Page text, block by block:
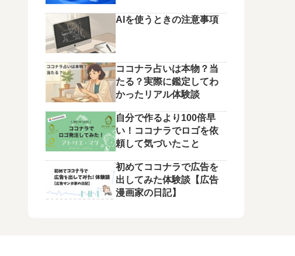
AIを使うときの注意事項
ココナラ占いは本物？当
たる？実際に鑑定してわ
かったリアル体験談
自分で作るより100倍早
い！ココナラでロゴを依
頼して気づいたこと
初めてココナラで広告を
出してみた体験談【広告
漫画家の日記】